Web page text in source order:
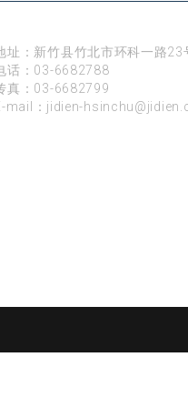
址：新竹县竹北市环科一路23
话： 03-6682788
真：03-6682799
mail： jidien-